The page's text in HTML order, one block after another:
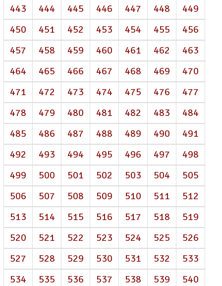
443 444 445 446 447 448
449
450
451 452 453 454 455
456
457
458 459 460 461 462
463
464
465 466 467 468 469
470
471
472 473 474 475 476
477
478
479 480 481 482 483
484
485
486 487 488 489 490
491
492
493 494 495 496 497
498
499
500 501 502 503 504
505
506
507 508 509 510 511
512
513
514 515 516 517 518
519
520
521 522 523 524 525
526
527
528 529 530 531 532
533
534
535 536 537 538 539
540